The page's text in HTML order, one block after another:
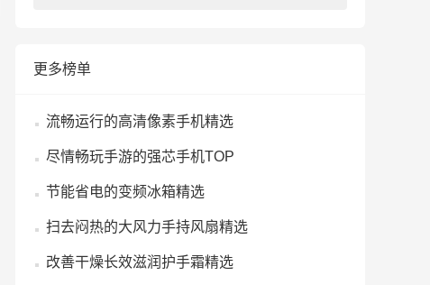
更多榜单
流畅运行的高清像素手机精选
尽情畅玩手游的强芯手机TOP
节能省电的变频冰箱精选
扫去闷热的大风力手持风扇精选
改善干燥长效滋润护手霜精选